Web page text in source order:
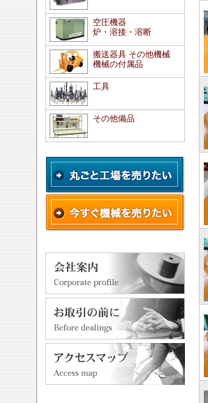
空圧機器
炉・溶接・溶断
搬送器具 その他機械
機械の付属品
工具
その他備品